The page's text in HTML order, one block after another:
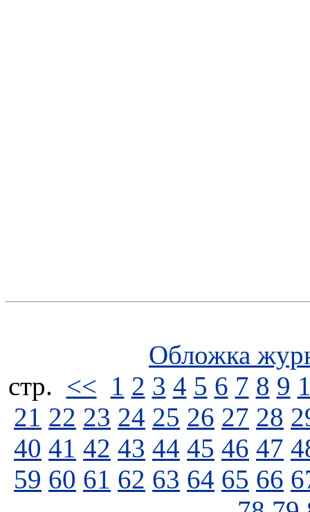
Обложка
стp. << 1 2 3 4 5 6 7 8 9
21 22 23 24 25 26 27 28
40 41 42 43 44 45 46 47
59 60 61 62 63 64 65 66